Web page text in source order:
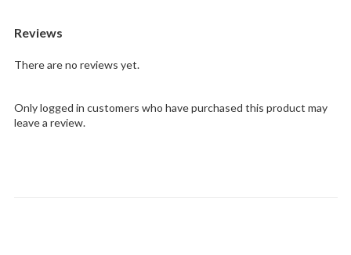
Reviews
There are no reviews yet.
Only logged in customers who have purchased this product may
leave a review.